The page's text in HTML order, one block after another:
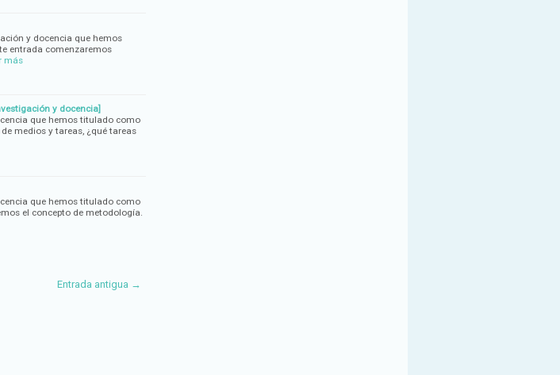
y docencia que hemos
entrada comenzaremos
más
y docencia]
que hemos titulado como
medios y tareas, ¿qué tareas
que hemos titulado como
el concepto de metodología.
Entrada antigua →